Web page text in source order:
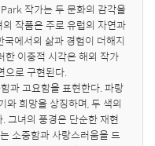
작가는 두 문화의 감각을
작품은 주로 유럽의 자연과
에서의 삶과 경험이 더해지
한 이중적 시각은 해외 작가
으로 구현된다.
과 고요함을 표현한다. 파랑
와 희망을 상징하며, 두 색의
그녀의 풍경은 단순한 재현
소중함과 사랑스러움을 드